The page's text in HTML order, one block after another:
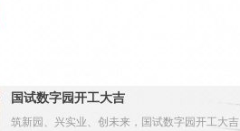
国试数字园开工大吉
筑新园、兴实业、创未来，国试数字园开工大吉